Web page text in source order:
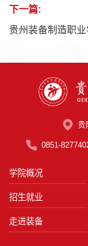
下一篇:
贵
0851-
学院概况
招生就业
走进装备